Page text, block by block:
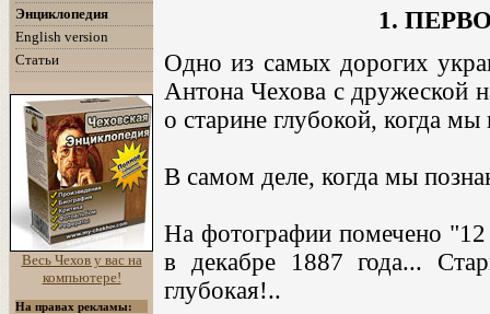
Энциклопедия
English version
Статьи
Весь Чехов у вас на
компьютере!
На правах рекламы:
1.
Одно из самых дорогих
Антона Чехова с дружеской
о старине глубокой, когда
В самом деле, когда мы
На фотографии помечено
в декабре 1887 года...
глубокая!..